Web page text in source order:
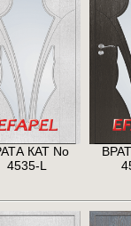
КАТ No
4535-L